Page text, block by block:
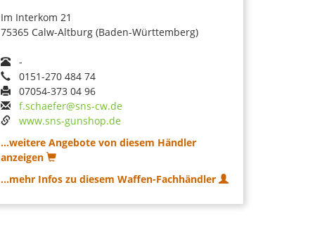
Im Interkom 21
75365 Calw-Altburg (Baden-Württemberg)
-
0151-270 484 74
07054-373 04 96
f.schaefer@sns-cw.de
www.sns-gunshop.de
...weitere Angebote von diesem Händler
anzeigen
...mehr Infos zu diesem Waffen-Fachhändler